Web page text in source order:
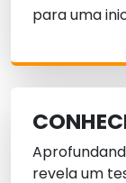
para uma
revela um